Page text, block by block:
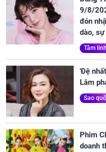
9/8/
đón
dào,
Tâm
'Đệ
Lâm
Sao
Phim
doanh